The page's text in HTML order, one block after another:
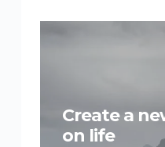
Create a
on life